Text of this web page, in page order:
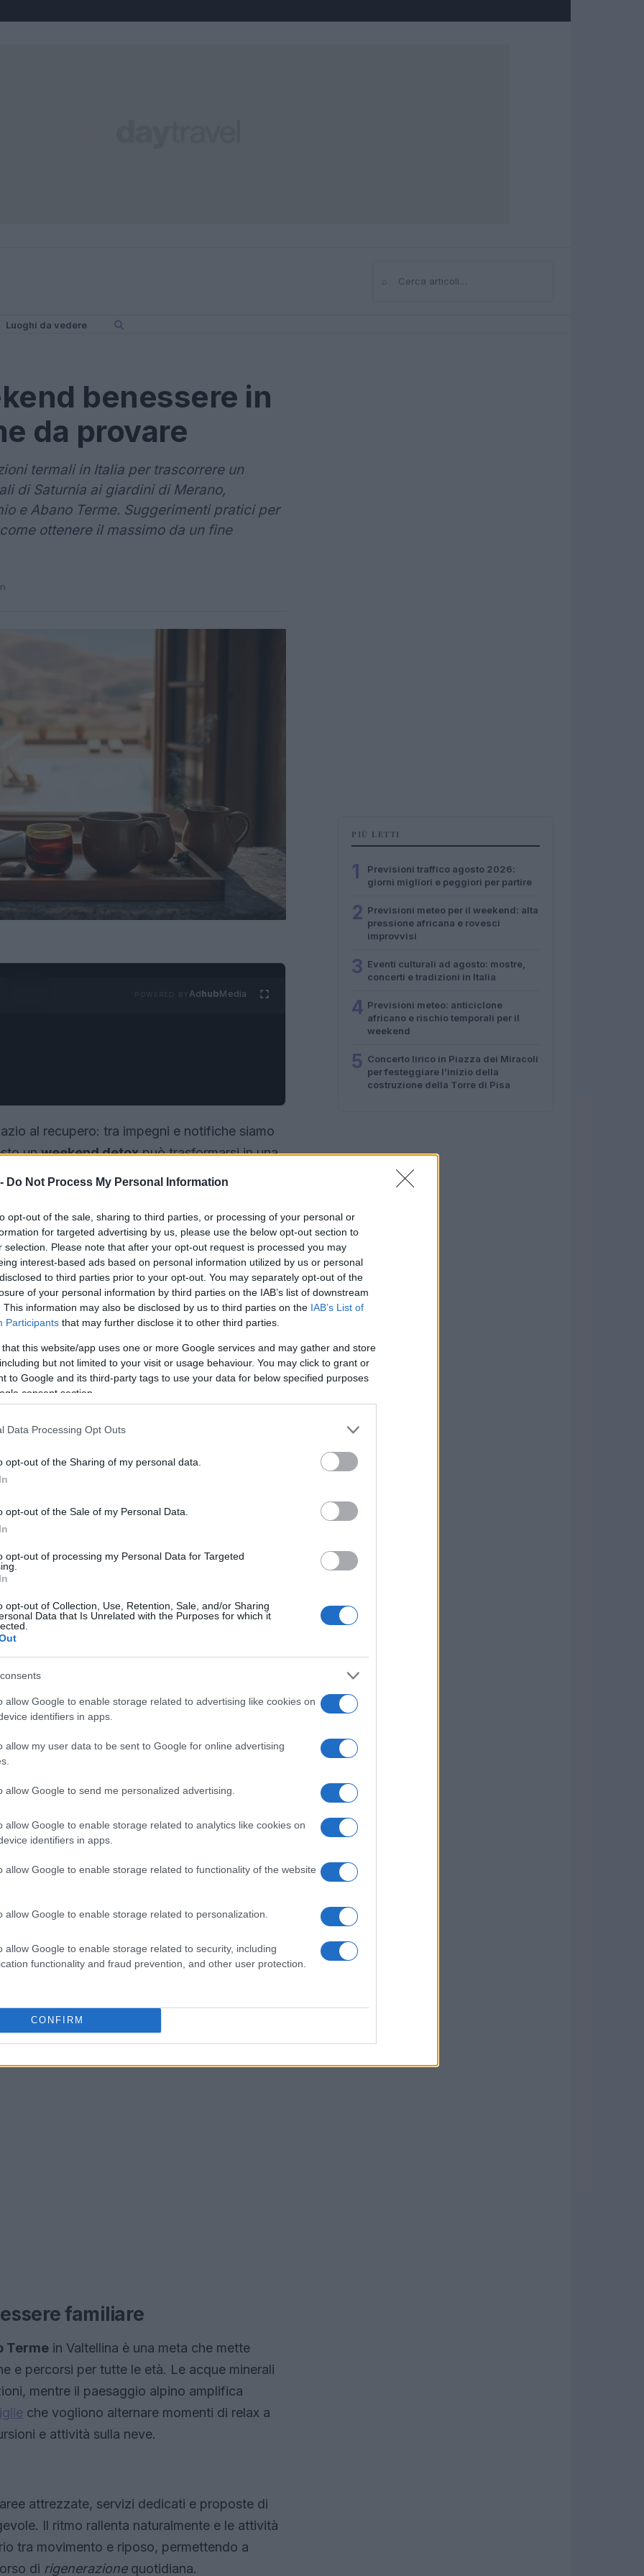
Do Not Process My Personal Information
opt-out of the sale, sharing to third parties, or processing of your personal or
for targeted advertising by us, please use the below opt-out section to
selection. Please note that after your opt-out request is processed you may
interest-based ads based on personal information utilized by us or personal
to third parties prior to your opt-out. You may separately opt-out of the
of your personal information by third parties on the IAB’s list of downstream
This information may also be disclosed by us to third parties on the IAB’s List of
Participants that may further disclose it to other third parties.
that this website/app uses one or more Google services and may gather and store
but not limited to your visit or usage behaviour. You may click to grant or
to Google and its third-party tags to use your data for below specified purposes
consent section.
Data Processing Opt Outs
opt-out of the Sharing of my personal data.
opt-out of the Sale of my Personal Data.
opt-out of processing my Personal Data for Targeted
opt-out of Collection, Use, Retention, Sale, and/or Sharing
Data that Is Unrelated with the Purposes for which it
allow Google to enable storage related to advertising like cookies on
identifiers in apps.
allow my user data to be sent to Google for online advertising
allow Google to send me personalized advertising.
allow Google to enable storage related to analytics like cookies on
identifiers in apps.
allow Google to enable storage related to functionality of the website
allow Google to enable storage related to personalization.
allow Google to enable storage related to security, including
functionality and fraud prevention, and other user protection.
CONFIRM
Cerca
Luoghi da vedere
benessere in
da provare
termali in Italia per trascorrere un
di Saturnia ai giardini di Merano,
e Abano Terme. Suggerimenti pratici per
ottenere il massimo da un fine
AdhubMedia
al recupero: tra impegni e notifiche siamo
unweekend detoxpuò trasformarsi in una
intenzionale dedicato al
rilassamento
realtà termali adatte a diversi gusti e
campagna ai centri benessere con servizi
che funzionano particolarmente bene per
è pensata per essere raggiungibile in
rilassanti e attività leggere. Troverai
il viaggio, cosa portare e come
: Terme di Saturnia
servizi strutturati e spazi liberi come le
un contatto diretto con la natura. Saturnia
un budget contenuto, perché consente
di lusso a B&B caratteristici.
tranquille tra scorci sul lago e
acque e l’aria aperta contribuiscono a
produttori permettono di unire una pausa
leggera e consapevole. Il Garda è spesso la
equilibrio tra tranquillità e attività leggera.
familiare
Terme in Valtellina è una meta che mette
e percorsi per tutte le età. Le acque minerali
mentre il paesaggio alpino amplifica
che vogliono alternare momenti di relax a
e attività sulla neve.
attrezzate, servizi dedicati e proposte di
Il ritmo rallenta naturalmente e le attività
tra movimento e riposo, permettendo a
di rigenerazionequotidiana.
PIÙ LETTI
1
Previsioni traffico agosto 2026:
giorni migliori e peggiori per partire
2 Previsioni meteo per il weekend: alta
pressione africana e rovesci
improvvisi
3 Eventi culturali ad agosto: mostre,
concerti e tradizioni in Italia
4 Previsioni meteo: anticiclone
africano e rischio temporali per il
weekend
5 Concerto lirico in Piazza dei Miracoli
per festeggiare l’inizio della
costruzione della Torre di Pisa